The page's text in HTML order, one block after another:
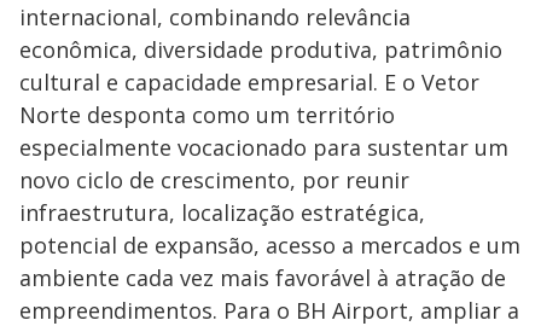
internacional, combinando relevância
econômica, diversidade produtiva, patrimônio
cultural e capacidade empresarial. E o Vetor
Norte desponta como um território
especialmente vocacionado para sustentar um
novo ciclo de crescimento, por reunir
infraestrutura, localização estratégica,
potencial de expansão, acesso a mercados e um
ambiente cada vez mais favorável à atração de
empreendimentos. Para o BH Airport, ampliar a